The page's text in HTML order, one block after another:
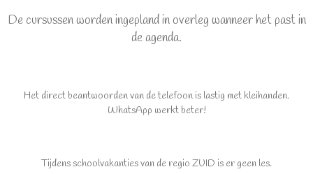
De cursussen worden ingepland in overleg wanneer het past in
de agenda.
Het direct beantwoorden van de telefoon is lastig met kleihanden.
WhatsApp werkt beter!
Tijdens schoolvakanties van de regio ZUID is er geen les.